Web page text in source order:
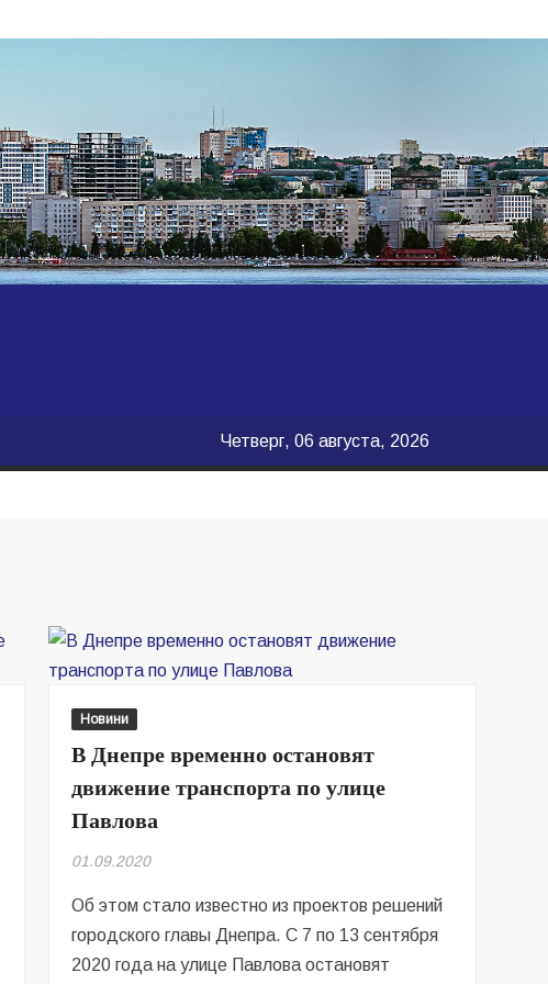
Четверг, 06 августа, 2026
Новини
В Днепре временно остановят
движение транспорта по улице
Павлова
01.09.2020
Об этом стало известно из проектов решений
городского главы Днепра. С 7 по 13 сентября
2020 года на улице Павлова остановят